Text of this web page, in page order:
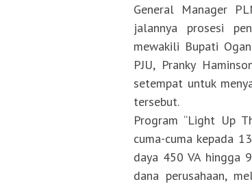
General Manager
jalannya prosesi
mewakili Bupati
PJU, Pranky
setempat untuk
tersebut.
Program “Light Up
cuma-cuma kepada
daya 450 VA hingga
dana perusahaan,